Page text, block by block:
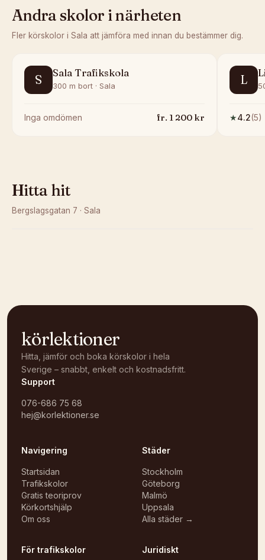
Andra skolor i närheten
Fler körskolor i Sala att jämföra med innan du bestämmer dig.
S Sala Trafikskola
300 m bort · Sala
Inga omdömen fr. 1 200kr
L
★4.2(5)
Hitta hit
Bergslagsgatan 7 · Sala
körlektioner
Hitta, jämför och boka körskolor i hela
Sverige – snabbt, enkelt och kostnadsfritt.
Support
076-686 75 68
hej@korlektioner.se
Navigering
Startsidan
Trafikskolor
Gratis teoriprov
Körkortshjälp
Om oss
Städer
Stockholm
Göteborg
Malmö
Uppsala
Alla städer →
För trafikskolor Juridiskt